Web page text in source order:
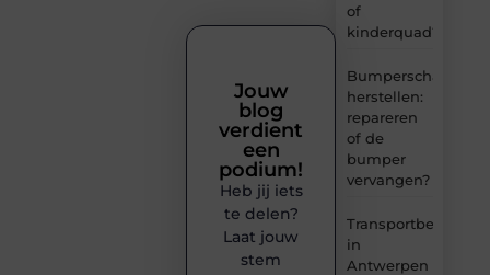
of
kinderquad?
Bumperschade
herstellen:
repareren
of de
bumper
vervangen?
Transportbedrijf
in
Antwerpen
Jouw
blog
verdient
een
podium!
Heb jij iets
te delen?
Laat jouw
stem